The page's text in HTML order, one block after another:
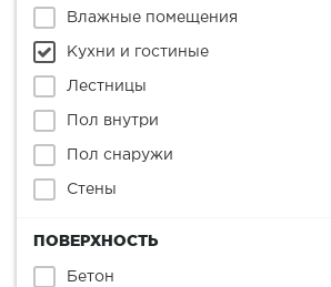
Влажные помещения
Кухни и гостиные
Лестницы
Пол внутри
Пол снаружи
Стены
ПОВЕРХНОСТЬ
Бетон